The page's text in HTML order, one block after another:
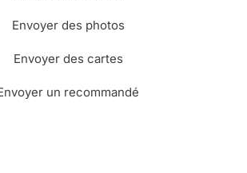
Envoyer des photos
Envoyer des cartes
un recommandé